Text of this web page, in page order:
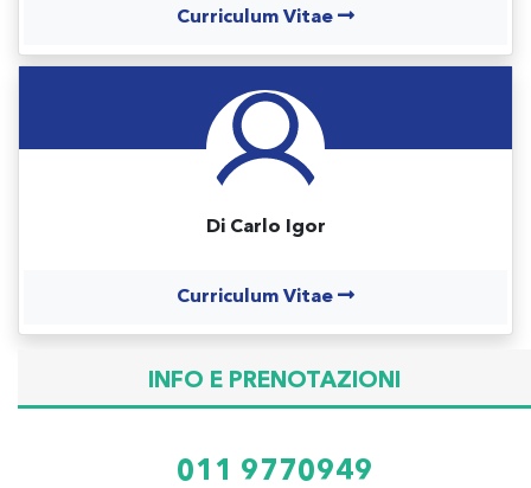
Curriculum Vitae
Di Carlo Igor
Curriculum Vitae
INFO E PRENOTAZIONI
011 9770949